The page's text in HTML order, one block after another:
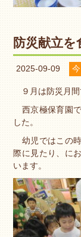
防災献立を
2025-09-09
９月は防災月間
西京極保育園
した。
幼児ではこの
際に見たり、に
います。